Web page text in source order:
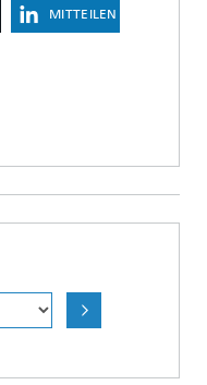
MITTEILEN